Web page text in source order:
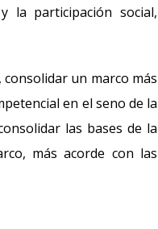
la participación social,
un marco más
en el seno de la
las bases de la
más acorde con las